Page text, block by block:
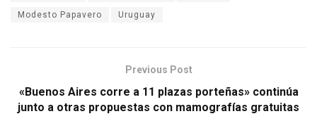
Modesto Papavero Uruguay
Previous Post
«Buenos Aires corre a 11 plazas porteñas» continúa
junto a otras propuestas con mamografías gratuitas